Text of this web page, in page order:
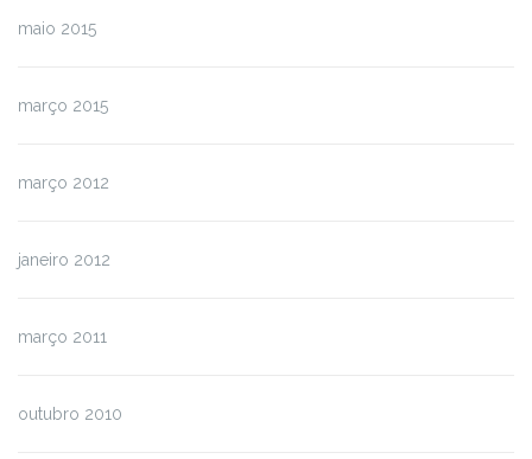
maio 2015
março 2015
março 2012
janeiro 2012
março 2011
outubro 2010